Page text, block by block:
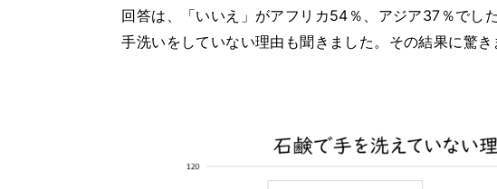
回答は、「いいえ」がアフリカ54％、アジア37％でした
手洗いをしていない理由も聞きました。その結果に驚き